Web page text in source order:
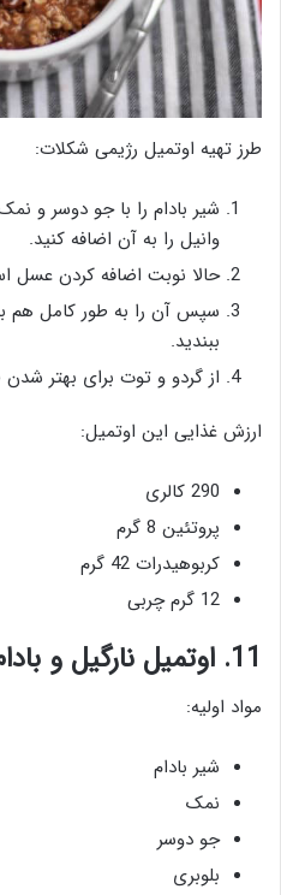
طرز تهیه اوتمیل رژیمی شکلات:
شیر بادام را با جو دوسر و
وانیل را به آن اضافه کنید.
حالا نوبت اضافه کردن عسل
سپس آن را به طور کامل هم
ببندید.
از گردو و توت برای بهتر شدن
ارزش غذایی این اوتمیل:
290 کالری
پروتئین 8 گرم
کربوهیدرات 42 گرم
12 گرم چربی
11. اوتمیل نارگیل و بادام هندی
مواد اولیه:
شیر بادام
نمک
جو دوسر
بلوبری